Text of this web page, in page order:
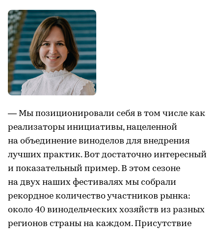
— Мы позиционировали себя в том числе как
реализаторы инициативы, нацеленной
на объединение виноделов для внедрения
лучших практик. Вот достаточно интересный
и показательный пример. В этом сезоне
на двух наших фестивалях мы собрали
рекордное количество участников рынка:
около 40 винодельческих хозяйств из разных
регионов страны на каждом. Присутствие